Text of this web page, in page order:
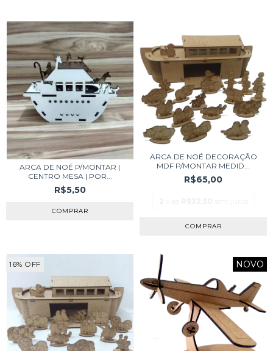
ARCA DE NOÉ P/MONTAR |
CENTRO MESA | POR...
R$5,50
ARCA DE NOÉ DECORAÇÃO
MDF P/MONTAR MEDID...
R$65,00
16% OFF NOVO